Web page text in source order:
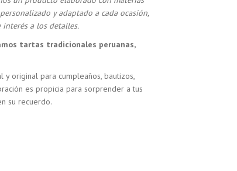
y adaptado a cada ocasión,
a los detalles.
tartas tradicionales peruanas,
original para cumpleaños, bautizos,
es propicia para sorprender a tus
su recuerdo.